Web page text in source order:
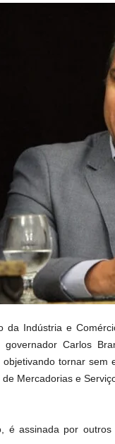
da Indústria e
Carlos
tornar
Mercadorias e
é assinada por